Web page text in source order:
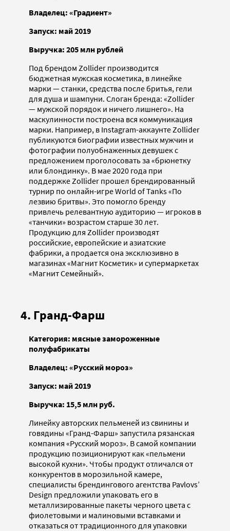
Владелец: «Градиент»
Запуск: май 2019
Выручка: 205 млн рублей
Под брендом Zollider производится
бюджетная мужская косметика, в линейке
марки — станки, средства после бритья, гели
для душа и шампуни. Слоган бренда: «Zollider
— мужской порядок и ничего лишнего». На
маскулинности построена вся коммуникация
марки. Например, в Instagram-аккаунте Zollider
публикуются биографии известных мужчин и
фотографии полуобнаженных девушек с
предложением проголосовать за «брюнетку
или блондинку». В мае 2020 года при
поддержке Zollider прошел брендированный
турнир по онлайн-игре World of Tanks «По
лезвию бритвы». Это помогло бренду
привлечь релевантную аудиторию — игроков в
«танчики» возрастом старше 30 лет.
Продукцию для Zollider производят
российские, европейские и азиатские
фабрики, а продается она эксклюзивно в
магазинах «Магнит Косметик» и супермаркетах
«Магнит Семейный».
4. Гранд-Фарш
Категория: мясные замороженные
полуфабрикаты
Владелец: «Русский мороз»
Запуск: май 2019
Выручка: 15,5 млн руб.
Линейку авторских пельменей из свинины и
говядины «Гранд-Фарш» запустила рязанская
компания «Русский мороз». В самой компании
продукцию позиционируют как «пельмени
высокой кухни». Чтобы продукт отличался от
конкурентов в морозильной камере,
специалисты брендингового агентства Pavlovs’
Design предложили упаковать его в
металлизированные пакеты черного цвета с
фиолетовыми и малиновыми вставками и
отказаться от традиционного для упаковки